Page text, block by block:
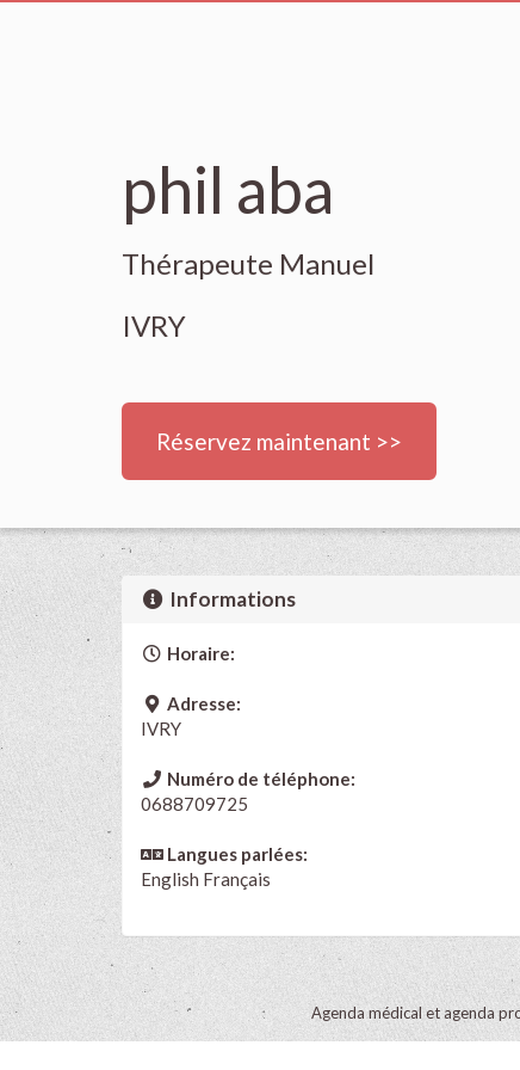
phil aba
Thérapeute Manuel
IVRY
Réservez maintenant >>
Informations
Horaire:
Adresse:
IVRY
Numéro de téléphone:
0688709725
Langues parlées:
English Français
Agenda médical et agenda